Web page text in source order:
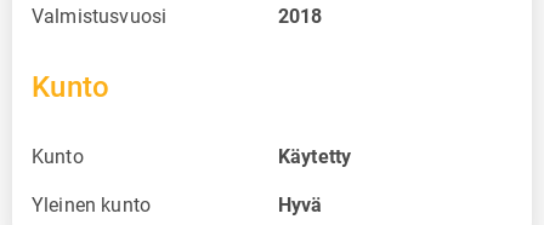
Valmistusvuosi 2018
Kunto
Kunto Käytetty
Yleinen kunto Hyvä